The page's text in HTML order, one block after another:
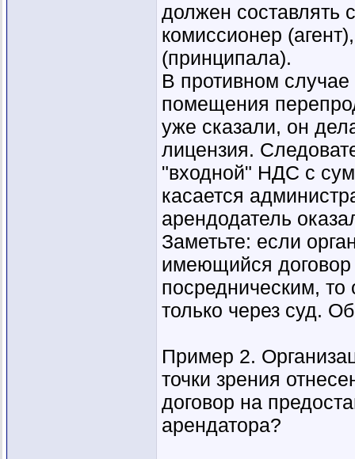
должен составлять
комиссионер
(принципала).
В противном случае
помещения
уже сказали, он
лицензия.
"входной" НДС с
касается
арендодатель
Заметьте: если
имеющийся договор
посредническим, то
только через суд.
Пример 2.
точки зрения
договор на
арендатора?